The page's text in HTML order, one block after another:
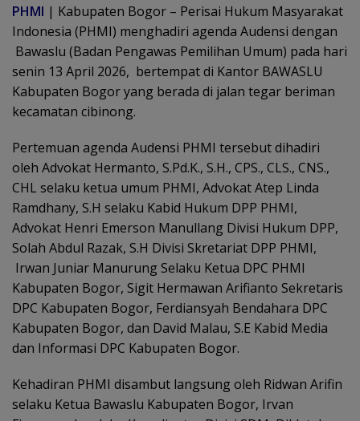
PHMI | Kabupaten Bogor – Perisai Hukum Masyarakat
Indonesia (PHMI) menghadiri agenda Audensi dengan
Bawaslu (Badan Pengawas Pemilihan Umum) pada hari
senin 13 April 2026, bertempat di Kantor BAWASLU
Kabupaten Bogor yang berada di jalan tegar beriman
kecamatan cibinong.
Pertemuan agenda Audensi PHMI tersebut dihadiri
oleh Advokat Hermanto, S.Pd.K., S.H., CPS., CLS., CNS.,
CHL selaku ketua umum PHMI, Advokat Atep Linda
Ramdhany, S.H selaku Kabid Hukum DPP PHMI,
Advokat Henri Emerson Manullang Divisi Hukum DPP,
Solah Abdul Razak, S.H Divisi Skretariat DPP PHMI,
Irwan Juniar Manurung Selaku Ketua DPC PHMI
Kabupaten Bogor, Sigit Hermawan Arifianto Sekretaris
DPC Kabupaten Bogor, Ferdiansyah Bendahara DPC
Kabupaten Bogor, dan David Malau, S.E Kabid Media
dan Informasi DPC Kabupaten Bogor.
Kehadiran PHMI disambut langsung oleh Ridwan Arifin
selaku Ketua Bawaslu Kabupaten Bogor, Irvan